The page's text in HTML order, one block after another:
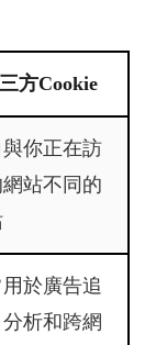
方Cookie
你正在訪
網站不同的
於廣告追
析和跨網